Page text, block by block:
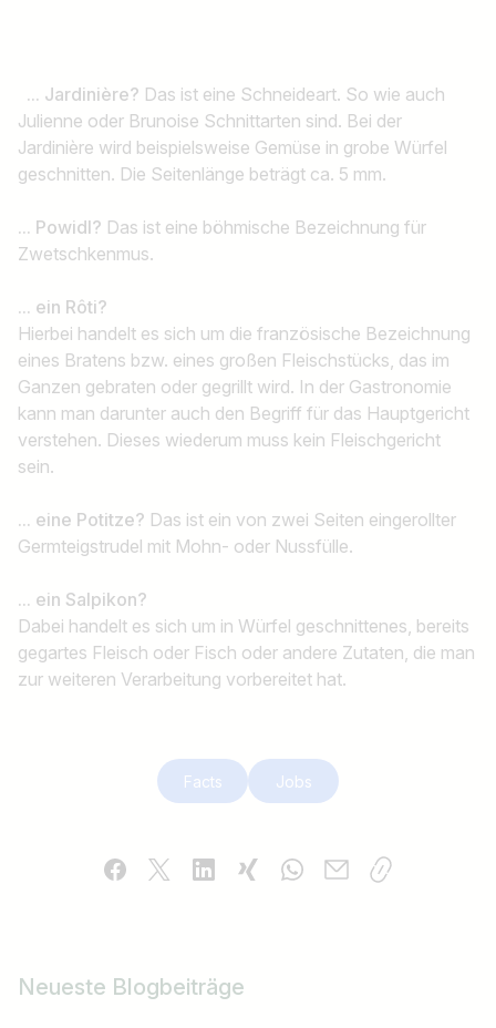
... Jardinière? Das ist eine Schneideart. So wie auch
Julienne oder Brunoise Schnittarten sind. Bei der
Jardinière wird beispielsweise Gemüse in grobe Würfel
geschnitten. Die Seitenlänge beträgt ca. 5 mm.
... Powidl? Das ist eine böhmische Bezeichnung für
Zwetschkenmus.
... ein Rôti?
Hierbei handelt es sich um die französische Bezeichnung
eines Bratens bzw. eines großen Fleischstücks, das im
Ganzen gebraten oder gegrillt wird. In der Gastronomie
kann man darunter auch den Begriff für das Hauptgericht
verstehen. Dieses wiederum muss kein Fleischgericht
sein.
... eine Potitze? Das ist ein von zwei Seiten eingerollter
Germteigstrudel mit Mohn- oder Nussfülle.
... ein Salpikon?
Dabei handelt es sich um in Würfel geschnittenes, bereits
gegartes Fleisch oder Fisch oder andere Zutaten, die man
zur weiteren Verarbeitung vorbereitet hat.
Facts Jobs
Neueste Blogbeiträge
Jobs finden